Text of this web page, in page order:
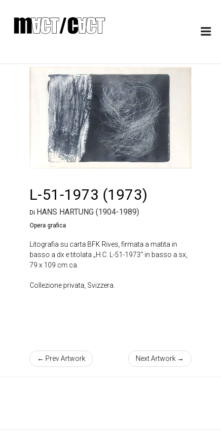
L-51-1973 (1973)
Di HANS HARTUNG (1904-1989)
Opera grafica
Litografia su carta BFK Rives, firmata a matita in
basso a dx e titolata „H.C. L-51-1973“ in basso a sx,
79 x 109 cm ca.
Collezione privata, Svizzera.
← Prev Artwork Next Artwork →